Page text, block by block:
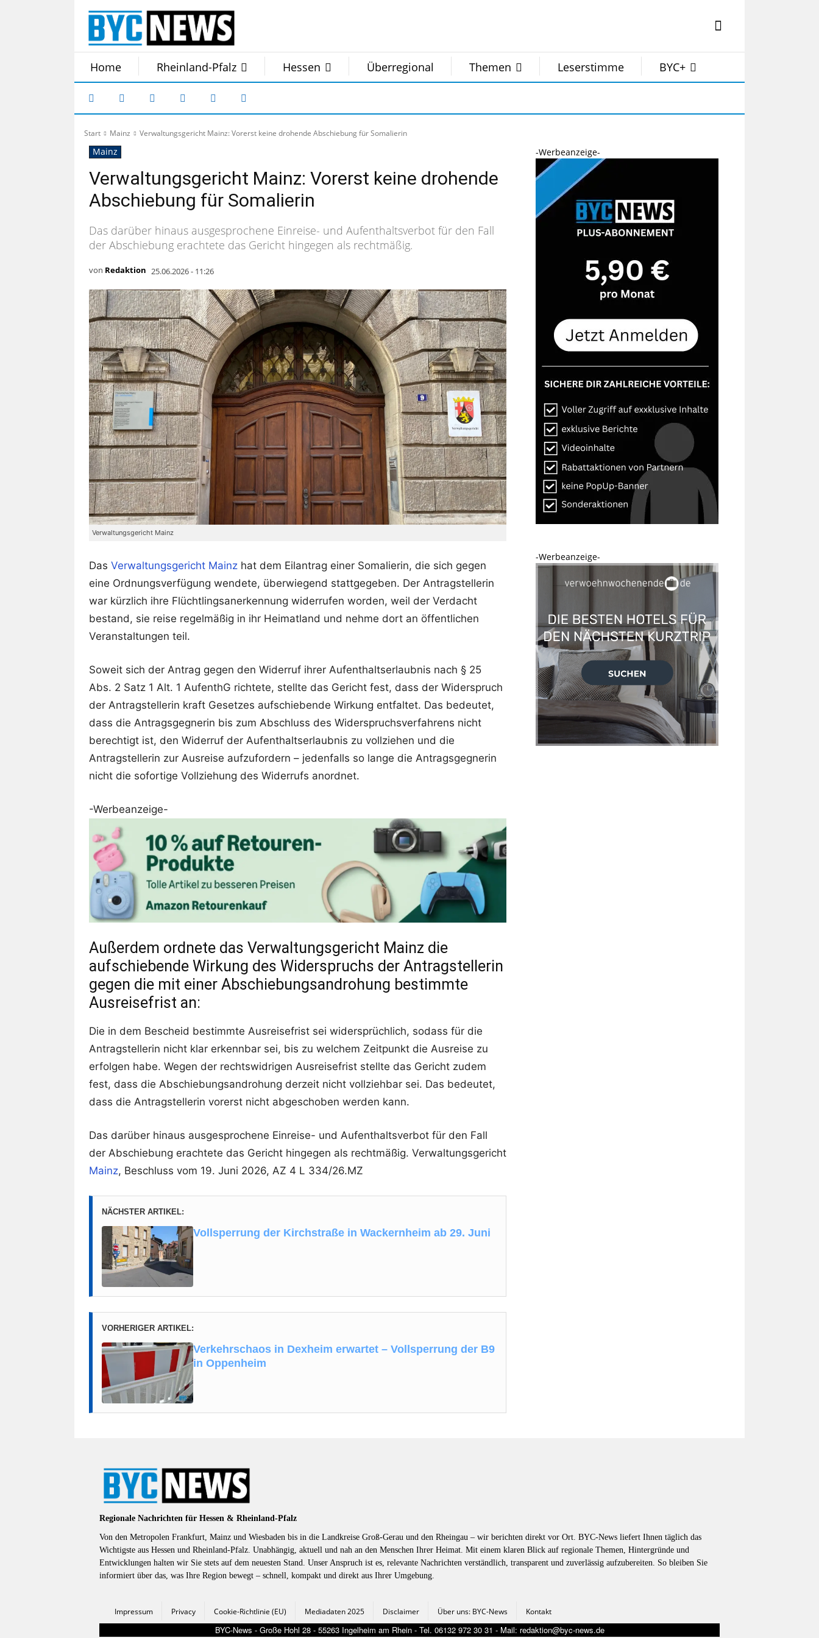
Home Rheinland-Pfalz Hessen Überregional Themen Leserstimme BYC+
Start Mainz Verwaltungsgericht Mainz: Vorerst keine drohende Abschiebung für Somalierin
Mainz
Verwaltungsgericht Mainz: Vorerst keine drohende
Abschiebung für Somalierin
Das darüber hinaus ausgesprochene Einreise- und Aufenthaltsverbot für den Fall
der Abschiebung erachtete das Gericht hingegen als rechtmäßig.
von Redaktion 25.06.2026 - 11:26
Verwaltungsgericht Mainz
Das Verwaltungsgericht Mainz hat dem Eilantrag einer Somalierin, die sich gegen
eine Ordnungsverfügung wendete, überwiegend stattgegeben. Der Antragstellerin
war kürzlich ihre Flüchtlingsanerkennung widerrufen worden, weil der Verdacht
bestand, sie reise regelmäßig in ihr Heimatland und nehme dort an öffentlichen
Veranstaltungen teil.
Soweit sich der Antrag gegen den Widerruf ihrer Aufenthaltserlaubnis nach § 25
Abs. 2 Satz 1 Alt. 1 AufenthG richtete, stellte das Gericht fest, dass der Widerspruch
der Antragstellerin kraft Gesetzes aufschiebende Wirkung entfaltet. Das bedeutet,
dass die Antragsgegnerin bis zum Abschluss des Widerspruchsverfahrens nicht
berechtigt ist, den Widerruf der Aufenthaltserlaubnis zu vollziehen und die
Antragstellerin zur Ausreise aufzufordern – jedenfalls so lange die Antragsgegnerin
nicht die sofortige Vollziehung des Widerrufs anordnet.
-Werbeanzeige-
Außerdem ordnete das Verwaltungsgericht Mainz die
aufschiebende Wirkung des Widerspruchs der Antragstellerin
gegen die mit einer Abschiebungsandrohung bestimmte
Ausreisefrist an:
Die in dem Bescheid bestimmte Ausreisefrist sei widersprüchlich, sodass für die
Antragstellerin nicht klar erkennbar sei, bis zu welchem Zeitpunkt die Ausreise zu
erfolgen habe. Wegen der rechtswidrigen Ausreisefrist stellte das Gericht zudem
fest, dass die Abschiebungsandrohung derzeit nicht vollziehbar sei. Das bedeutet,
dass die Antragstellerin vorerst nicht abgeschoben werden kann.
Das darüber hinaus ausgesprochene Einreise- und Aufenthaltsverbot für den Fall
der Abschiebung erachtete das Gericht hingegen als rechtmäßig. Verwaltungsgericht
Mainz, Beschluss vom 19. Juni 2026, AZ 4 L 334/26.MZ
NÄCHSTER ARTIKEL:
Vollsperrung der Kirchstraße in Wackernheim ab 29. Juni
VORHERIGER ARTIKEL:
Verkehrschaos in Dexheim erwartet – Vollsperrung der B9
in Oppenheim
-Werbeanzeige-
-Werbeanzeige-
Regionale Nachrichten für Hessen & Rheinland-Pfalz
Von den Metropolen Frankfurt, Mainz und Wiesbaden bis in die Landkreise Groß-Gerau und den Rheingau – wir berichten direkt vor Ort. BYC-News liefert Ihnen täglich das
Wichtigste aus Hessen und Rheinland-Pfalz. Unabhängig, aktuell und nah an den Menschen Ihrer Heimat. Mit einem klaren Blick auf regionale Themen, Hintergründe und
Entwicklungen halten wir Sie stets auf dem neuesten Stand. Unser Anspruch ist es, relevante Nachrichten verständlich, transparent und zuverlässig aufzubereiten. So bleiben Sie
informiert über das, was Ihre Region bewegt – schnell, kompakt und direkt aus Ihrer Umgebung.
Impressum Privacy Cookie-Richtlinie (EU) Mediadaten 2025 Disclaimer Über uns: BYC-News Kontakt
BYC-News - Große Hohl 28 - 55263 Ingelheim am Rhein - Tel. 06132 972 30 31 - Mail: redaktion@byc-news.de